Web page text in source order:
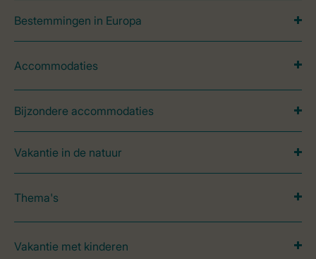
Bestemmingen in Europa
Accommodaties
Bijzondere accommodaties
Vakantie in de natuur
Thema's
Vakantie met kinderen